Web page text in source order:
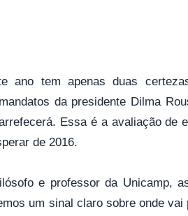
ano tem apenas duas
da presidente Dilma
Essa é a avaliação de
de 2016.
e professor da Unicamp,
um sinal claro sobre onde